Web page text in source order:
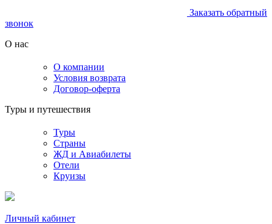
Заказать обратный
звонок
О нас
О компании
Условия возврата
Договор-оферта
Туры и путешествия
Туры
Страны
ЖД и Авиабилеты
Отели
Круизы
Личный кабинет